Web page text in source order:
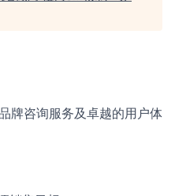
牌咨询服务及卓越的用户体